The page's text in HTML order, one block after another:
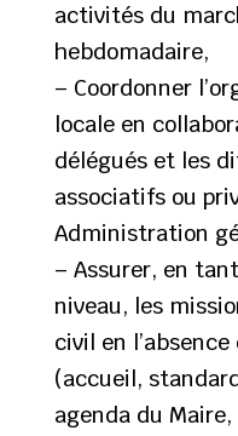
activités du
hebdomadaire,
– Coordonner
locale en
délégués et les
associatifs ou
Administration
– Assurer, en
niveau, les
civil en
(accueil,
agenda du